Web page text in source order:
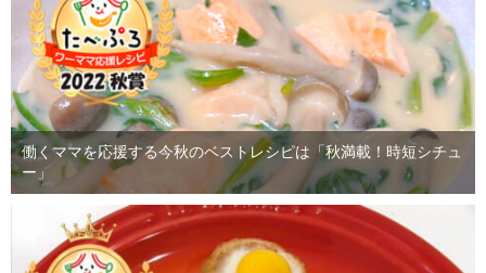
働くママを応援する今秋のベストレシピは「秋満載！時短シチュ
ー」